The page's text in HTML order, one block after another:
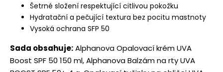
Šetrné složení respektující citlivou pokožku
Hydratační a pečující textura bez pocitu mastnoty
Vysoká ochrana SFP 50
Sada obsahuje:Alphanova Opalovací krém UVA
Boost SPF 50 150 ml, Alphanova Balzám na rty UVA